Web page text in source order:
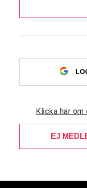
Klicka här
EJ